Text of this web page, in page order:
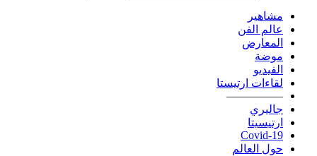
مشاهير
عالم الفن
المعارض
موضة
الفيديو
لقاءات ارتيستا
—————
جاليري
ارتيسيتا
Covid-19
حول العالم